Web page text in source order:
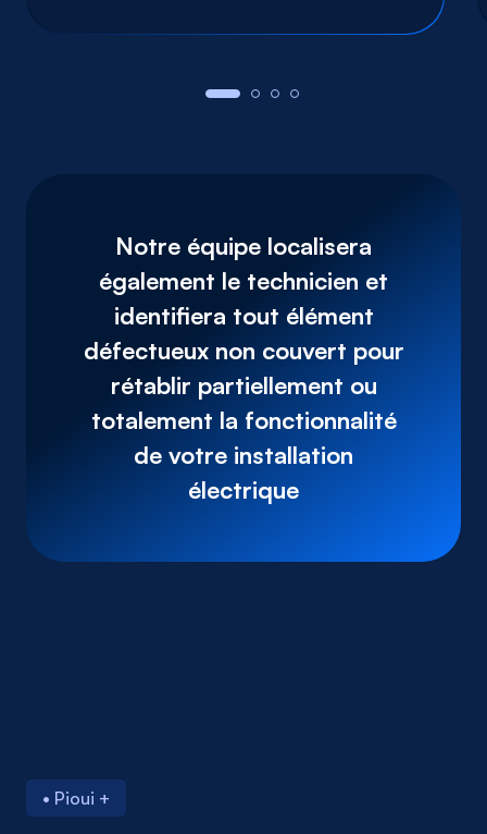
Notre équipe localisera
également le technicien et
identifiera tout élément
défectueux non couvert pour
rétablir partiellement ou
totalement la fonctionnalité
de votre installation
électrique
• Pioui +